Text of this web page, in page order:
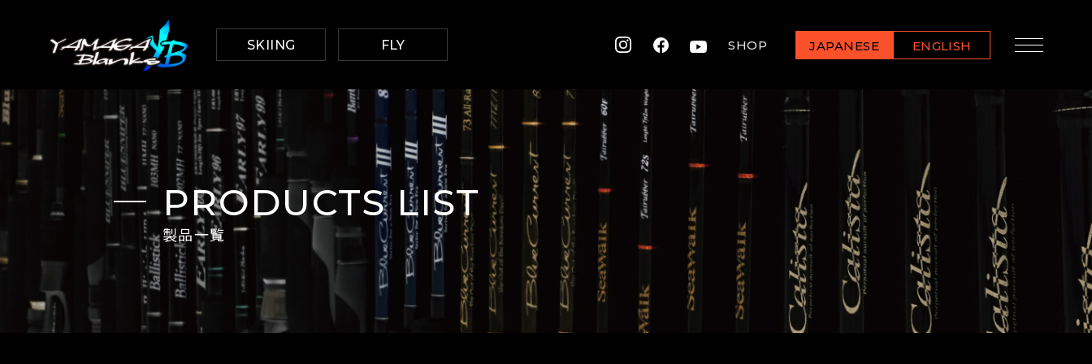
SKIING FLY SHOP JAPANESE ENGLISH
PRODUCTS LIST
製品一覧